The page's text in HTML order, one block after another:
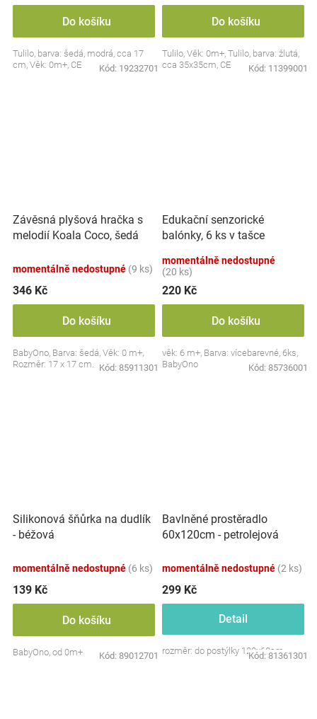
Do košíku
Tulilo, barva: šedá, modrá, cca 17
cm, Věk: 0m+, CE
Kód: 19232701
Do košíku
Tulilo, Věk: 0m+, Tulilo, barva: žlutá,
cca 35x35cm, CE
Kód: 11399001
Závěsná plyšová hračka s
melodií Koala Coco, šedá
momentálně nedostupné (9 ks)
346 Kč
Do košíku
BabyOno, Barva: šedá, Věk: 0 m+,
Rozměr: 17 x 17 cm.
Kód: 85911301
Edukační senzorické
balónky, 6 ks v tašce
momentálně nedostupné
(20 ks)
220 Kč
Do košíku
věk: 6 m+, Barva: vícebarevné, 6ks,
BabyOno
Kód: 85736001
Silikonová šňůrka na dudlík
- béžová
momentálně nedostupné (6 ks)
139 Kč
Do košíku
BabyOno, od 0m+ Kód: 89012701
Bavlněné prostěradlo
60x120cm - petrolejová
momentálně nedostupné (2 ks)
299 Kč
Detail
rozměr: do postýlky 120x60cm
Kód: 81361301